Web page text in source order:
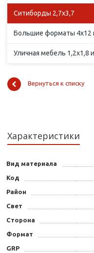
Ситиборды 2,7х3,7
Большие форматы 4х12
Уличная мебель 1,2х1,8
Вернуться к списку
Характеристики
Вид материала
Код
Район
Свет
Сторона
Формат
GRP